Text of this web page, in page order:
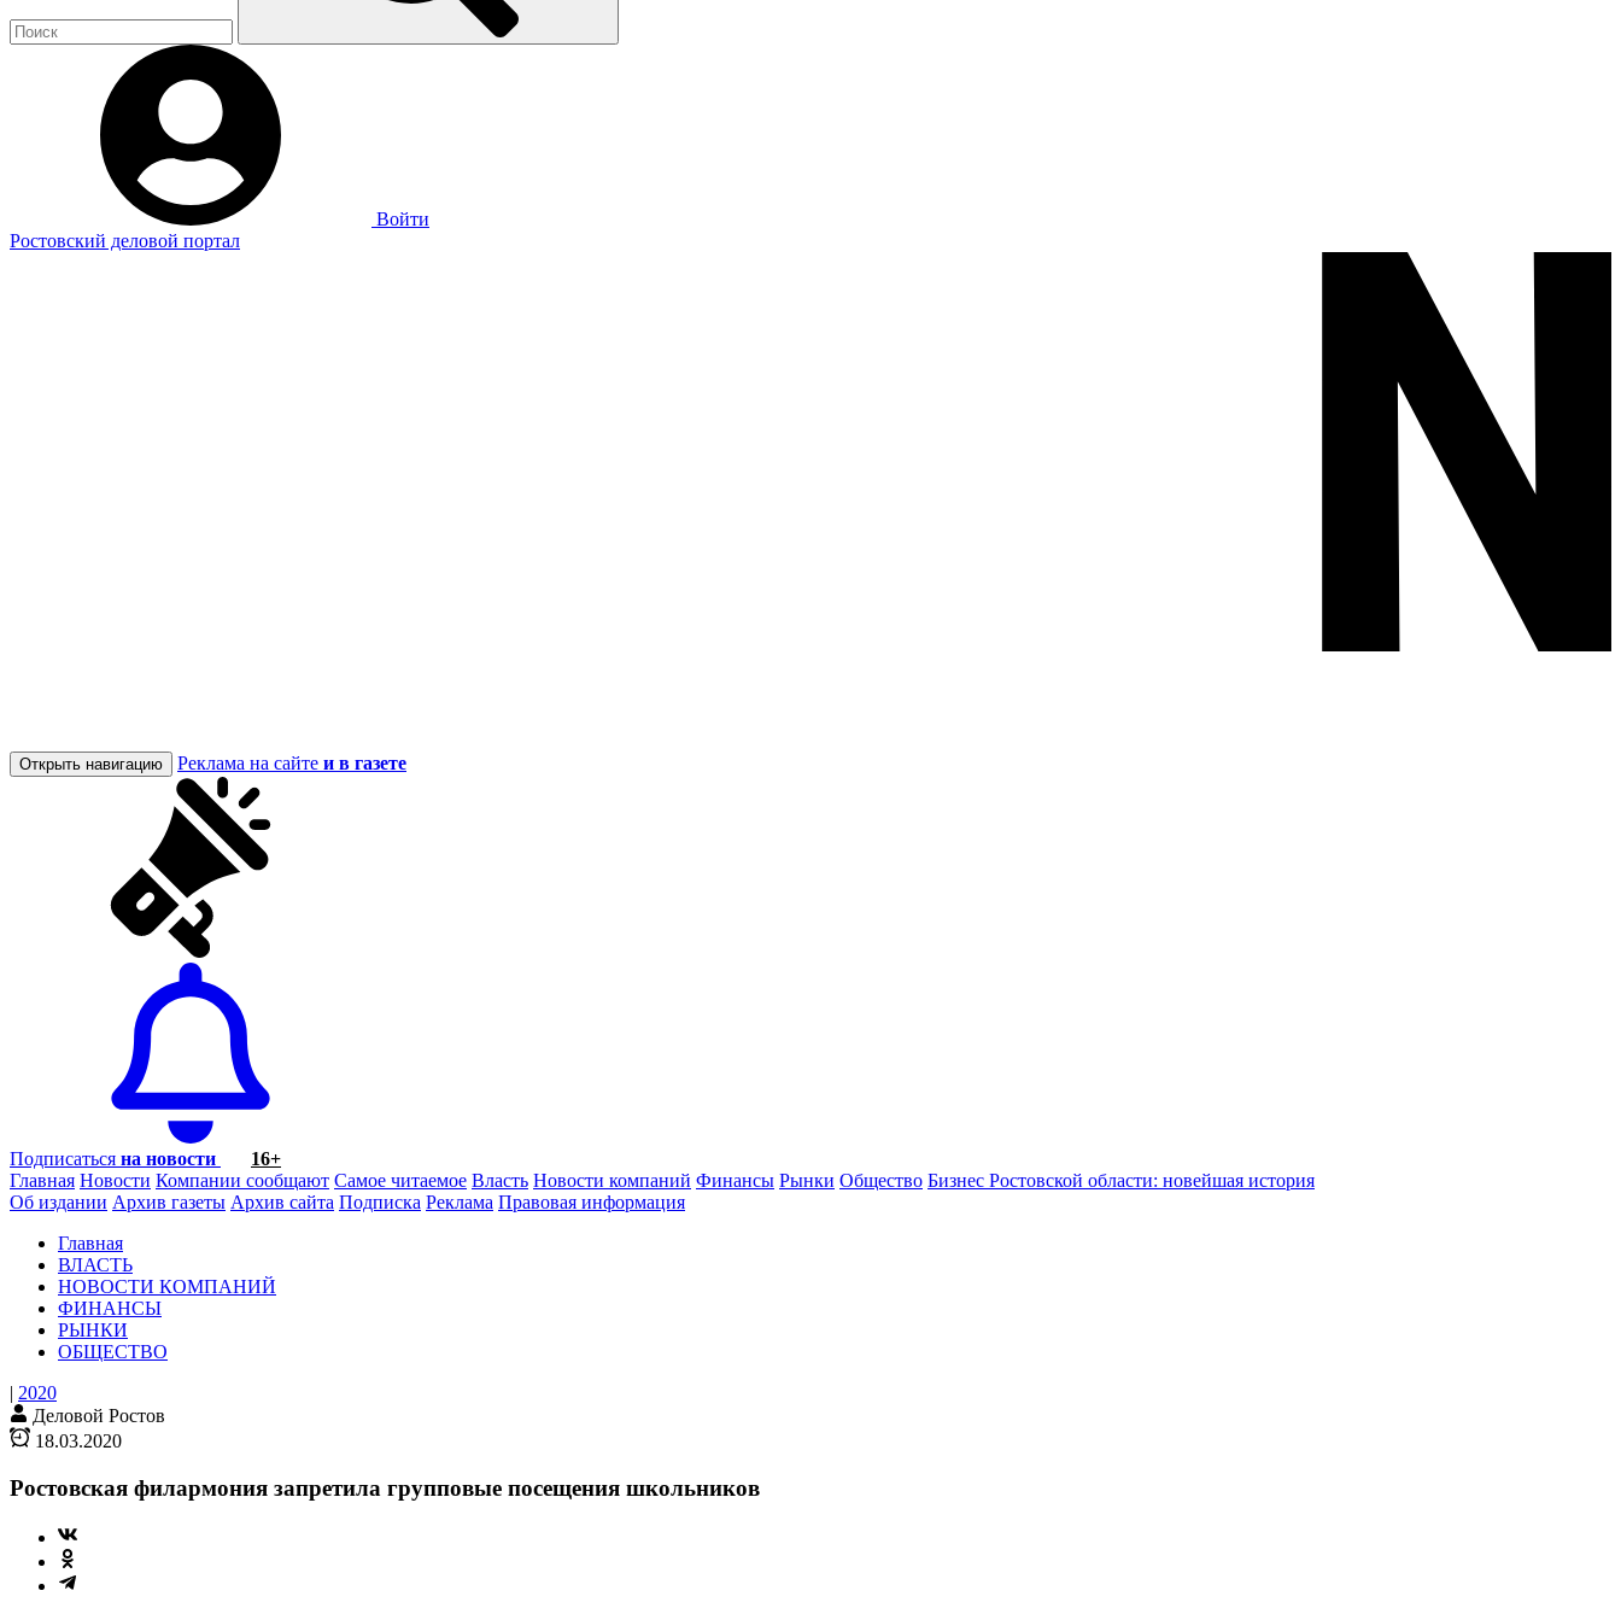
Войти
Ростовский деловой портал
Открыть навигацию Реклама на сайте и в газете
Подписаться на новости
16+
Главная Новости Компании сообщают Самое читаемое Власть Новости компаний Финансы Рынки Общество Бизнес Ростовской области: новейшая история
Об издании Архив газеты Архив сайта Подписка Реклама Правовая информация
Главная
ВЛАСТЬ
НОВОСТИ КОМПАНИЙ
ФИНАНСЫ
РЫНКИ
ОБЩЕСТВО
| 2020
Деловой Ростов
18.03.2020
Ростовская филармония запретила групповые посещения школьников